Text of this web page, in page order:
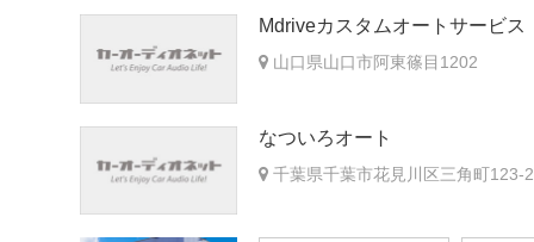
Mdriveカスタムオートサービス
山口県山口市阿東篠目1202
なついろオート
千葉県千葉市花見川区三角町123-2